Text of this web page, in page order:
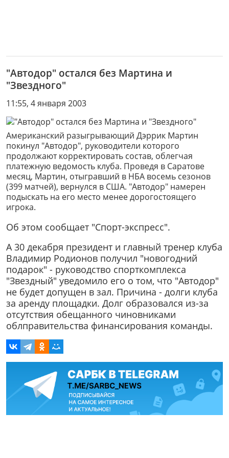
"Автодор" остался без Мартина и
"Звездного"
11:55, 4 января 2003
Американский разыгрывающий Дэррик Мартин
покинул "Автодор", руководители которого
продолжают корректировать состав, облегчая
платежную ведомость клуба. Проведя в Саратове
месяц, Мартин, отыгравший в НБА восемь сезонов
(399 матчей), вернулся в США. "Автодор" намерен
подыскать на его место менее дорогостоящего
игрока.
Об этом сообщает "Спорт-экспресс".
А 30 декабря президент и главный тренер клуба
Владимир Родионов получил "новогодний
подарок" - руководство спорткомплекса
"Звездный" уведомило его о том, что "Автодор"
не будет допущен в зал. Причина - долги клуба
за аренду площадки. Долг образовался из-за
отсутствия обещанного чиновниками
облправительства финансирования команды.